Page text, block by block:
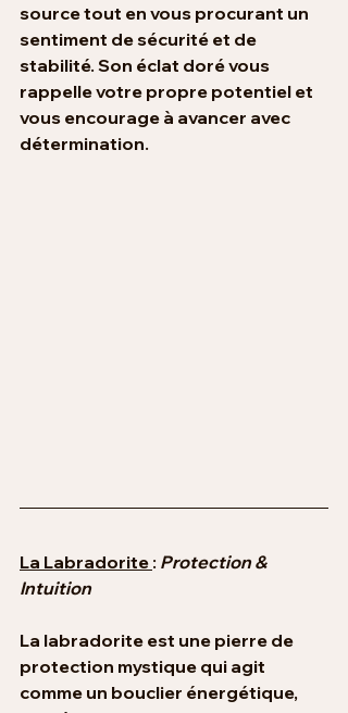
source tout en vous procurant un
sentiment de sécurité et de
stabilité. Son éclat doré vous
rappelle votre propre potentiel et
vous encourage à avancer avec
détermination.
La Labradorite : Protection &
Intuition
La labradorite est une pierre de
protection mystique qui agit
comme un bouclier énergétique,